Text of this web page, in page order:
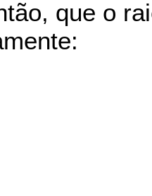
que o